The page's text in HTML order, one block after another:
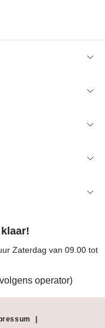
Zaterdag van 09.00 tot
operator)
|